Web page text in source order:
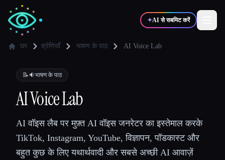
✦AI से सबमिट करें
✍️लेखक
💻
🎓विद्यार्थी 🎬क्रिएटर्स
घर श्रेणियाँ भाषण के पाठ AI Voice Lab
📝🔉भाषण के पाठ
AI Voice Lab
AI वॉइस लैब पर मुफ़्त AI वॉइस जनरेटर का इस्तेमाल करके
TikTok, Instagram, YouTube, विज्ञापन, पॉडकास्ट और
बहुत कुछ के लिए यथार्थवादी और सबसे अच्छी AI आवाज़ें